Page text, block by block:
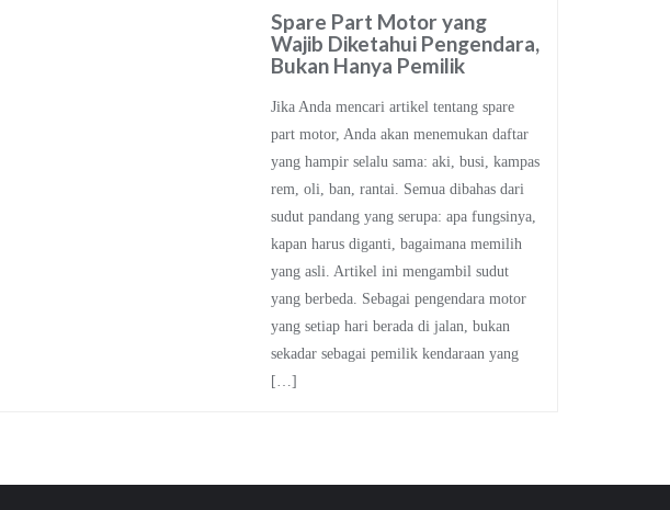
Spare Part Motor yang
Wajib Diketahui Pengendara,
Bukan Hanya Pemilik
Jika Anda mencari artikel tentang spare
part motor, Anda akan menemukan daftar
yang hampir selalu sama: aki, busi, kampas
rem, oli, ban, rantai. Semua dibahas dari
sudut pandang yang serupa: apa fungsinya,
kapan harus diganti, bagaimana memilih
yang asli. Artikel ini mengambil sudut
yang berbeda. Sebagai pengendara motor
yang setiap hari berada di jalan, bukan
sekadar sebagai pemilik kendaraan yang
[…]